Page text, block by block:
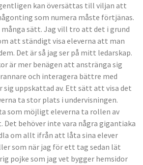
kan översättas till viljan att
som numera måste förtjänas.
många sätt. Jag vill tro att det i grund
att ständigt visa eleverna att man
Det är så jag ser på mitt ledarskap.
är mer benägen att anstränga sig
och interagera bättre med
sig uppskattad av. Ett sätt att visa det
ta stor plats i undervisningen.
som möjligt eleverna ta rollen av
Det behöver inte vara några gigantiaka
om allt ifrån att låta sina elever
som när jag för ett tag sedan lät
pojke som jag vet bygger hemsidor